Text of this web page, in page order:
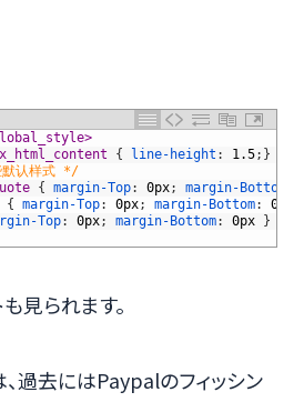
{ line-height : 1.5; }
认样式 */
{ margin-Top: 0px; margin-Bottom
{ margin-Top: 0px; margin-Bottom: 0px
Top: 0px; margin-Bottom: 0px
}
見られます。
、過去にはPaypalのフィッシン